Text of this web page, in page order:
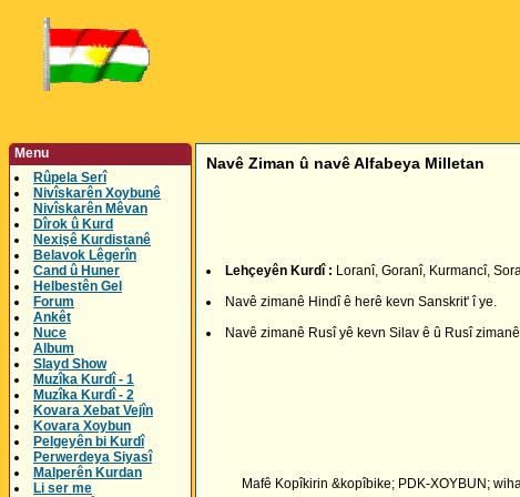
Menu
Rûpela Serî
Nivîskarên Xoybunê
Nivîskarên Mêvan
Dîrok û Kurd
Nexişê Kurdistanê
Belavok Lêgerîn
Cand û Huner
Helbestên Gel
Forum
Ankêt
Nuce
Album
Slayd Show
Muzîka Kurdî - 1
Muzîka Kurdî - 2
Kovara Xebat Vejîn
Kovara Xoybun
Pelgeyên bi Kurdî
Perwerdeya Siyasî
Malperên Kurdan
Li ser me
Navê Ziman û navê Alfabeya Milletan
Lehçeyên Kurdî : Loranî, Goranî, Kurmancî,
Navê zimanê Hindî ê herê kevn Sanskrit' î ye.
Navê zimanê Rusî yê kevn Silav ê û Rusî
Mafê Kopîkirin &kopîbike; PDK-XOYBUN;